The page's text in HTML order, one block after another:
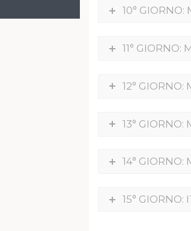
10° GIORNO:
11° GIORNO:
12° GIORNO:
13° GIORNO:
14° GIORNO:
15° GIORNO: